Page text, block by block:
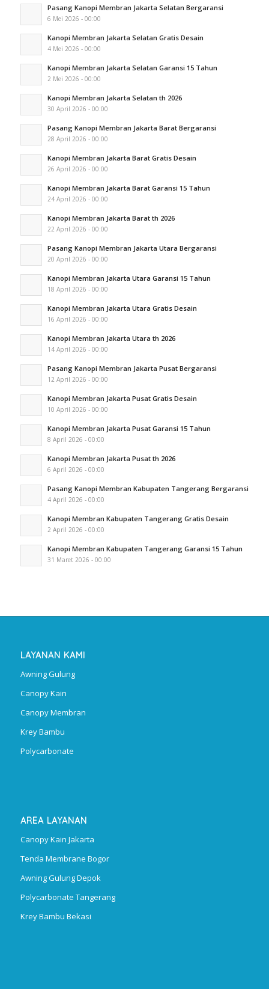
Pasang Kanopi Membran Jakarta Selatan Bergaransi
6 Mei 2026 - 00:00
Kanopi Membran Jakarta Selatan Gratis Desain
4 Mei 2026 - 00:00
Kanopi Membran Jakarta Selatan Garansi 15 Tahun
2 Mei 2026 - 00:00
Kanopi Membran Jakarta Selatan th 2026
30 April 2026 - 00:00
Pasang Kanopi Membran Jakarta Barat Bergaransi
28 April 2026 - 00:00
Kanopi Membran Jakarta Barat Gratis Desain
26 April 2026 - 00:00
Kanopi Membran Jakarta Barat Garansi 15 Tahun
24 April 2026 - 00:00
Kanopi Membran Jakarta Barat th 2026
22 April 2026 - 00:00
Pasang Kanopi Membran Jakarta Utara Bergaransi
20 April 2026 - 00:00
Kanopi Membran Jakarta Utara Garansi 15 Tahun
18 April 2026 - 00:00
Kanopi Membran Jakarta Utara Gratis Desain
16 April 2026 - 00:00
Kanopi Membran Jakarta Utara th 2026
14 April 2026 - 00:00
Pasang Kanopi Membran Jakarta Pusat Bergaransi
12 April 2026 - 00:00
Kanopi Membran Jakarta Pusat Gratis Desain
10 April 2026 - 00:00
Kanopi Membran Jakarta Pusat Garansi 15 Tahun
8 April 2026 - 00:00
Kanopi Membran Jakarta Pusat th 2026
6 April 2026 - 00:00
Pasang Kanopi Membran Kabupaten Tangerang Bergaransi
4 April 2026 - 00:00
Kanopi Membran Kabupaten Tangerang Gratis Desain
2 April 2026 - 00:00
Kanopi Membran Kabupaten Tangerang Garansi 15 Tahun
31 Maret 2026 - 00:00
LAYANAN KAMI
Awning Gulung
Canopy Kain
Canopy Membran
Krey Bambu
Polycarbonate
AREA LAYANAN
Canopy Kain Jakarta
Tenda Membrane Bogor
Awning Gulung Depok
Polycarbonate Tangerang
Krey Bambu Bekasi